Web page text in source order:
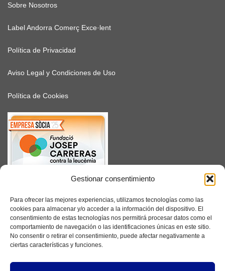
Gestionar consentimiento
Para ofrecer las mejores experiencias, utilizamos tecnologías como las
cookies para almacenar y/o acceder a la información del dispositivo. El
consentimiento de estas tecnologías nos permitirá procesar datos como el
comportamiento de navegación o las identificaciones únicas en este sitio.
No consentir o retirar el consentimiento, puede afectar negativamente a
ciertas características y funciones.
Sobre Nosotros
Label Andorra Comerç Exce·lent
Política de Privacidad
Aviso Legal y Condiciones de Uso
Política de Cookies
SUSCRÍBETE
Facebook
Instagram